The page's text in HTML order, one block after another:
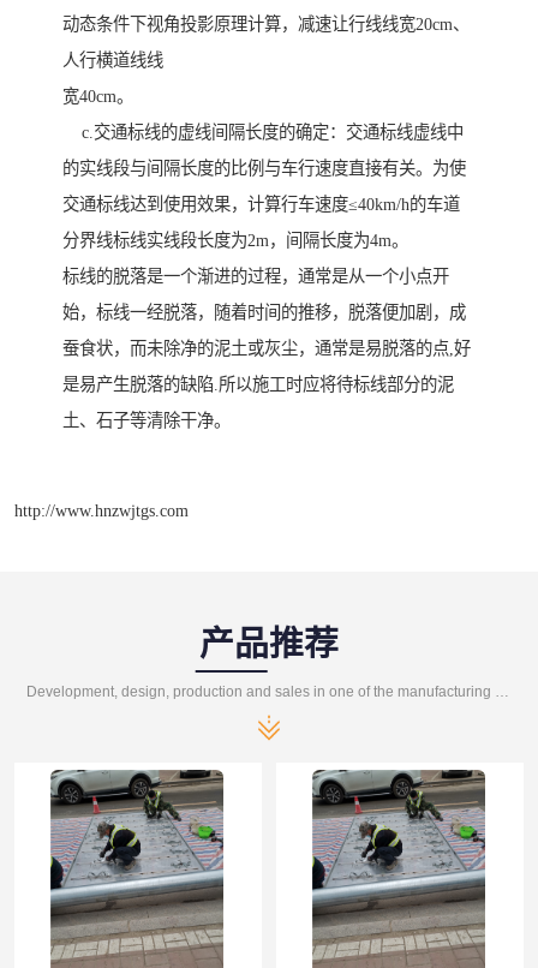
动态条件下视角投影原理计算，减速让行线线宽20cm、
人行横道线线
宽40cm。
c.交通标线的虚线间隔长度的确定：交通标线虚线中
的实线段与间隔长度的比例与车行速度直接有关。为使
交通标线达到使用效果，计算行车速度≤40km/h的车道
分界线标线实线段长度为2m，间隔长度为4m。
标线的脱落是一个渐进的过程，通常是从一个小点开
始，标线一经脱落，随着时间的推移，脱落便加剧，成
蚕食状，而未除净的泥土或灰尘，通常是易脱落的点,好
是易产生脱落的缺陷.所以施工时应将待标线部分的泥
土、石子等清除干净。
http://www.hnzwjtgs.com
产品推荐